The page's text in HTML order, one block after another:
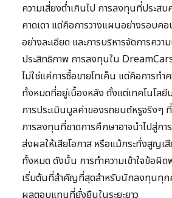
ความเสี่ยงต่ำเกินไป การลงทุนที่ประสบ
คาดเดา แต่คือการวางแผนอย่างรอบค
อย่างละเอียด และการบริหารจัดการควา
ประสิทธิภาพ การลงทุนใน
ไม่ใช่แค่การซื้อขายโทเค็น แต่คือการทำค
ทั้งหมดที่อยู่เบื้องหลัง ตั้งแต่เทคโนโลยี
การประเมินมูลค่าของรถยนต์หรูจริงๆ
การลงทุนที่ขาดการศึกษาอาจนำไปสู่ก
ส่งผลให้เสียโอกาส หรือแม้กระทั่งสูญเ
ทั้งหมด ดังนั้น การทำความเข้าใจข้อผิด
เริ่มต้นที่สำคัญที่สุดสำหรับนักลงทุนทุก
ผลตอบแทนที่ยั่งยืนในระยะยาว